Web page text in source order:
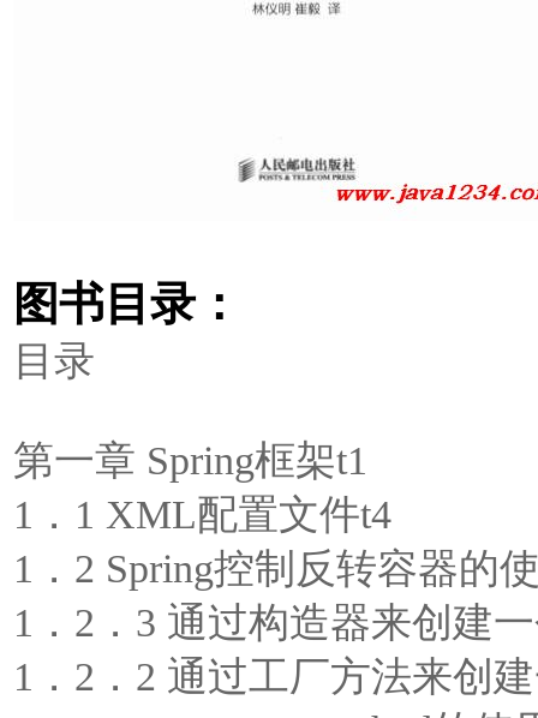
图书目录：
目录
第一章 Spring框架t1
1．1 XML配置文件t4
1．2 Spring控制反转容器的
1．2．3 通过构造器来创建
1．2．2 通过工厂方法来创